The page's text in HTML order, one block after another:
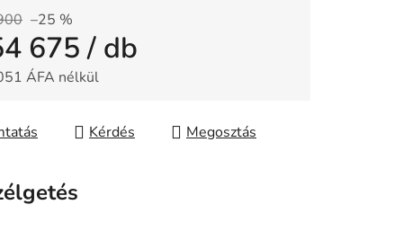
–25 %
675/ db
ÁFA nélkül
Kérdés Megosztás